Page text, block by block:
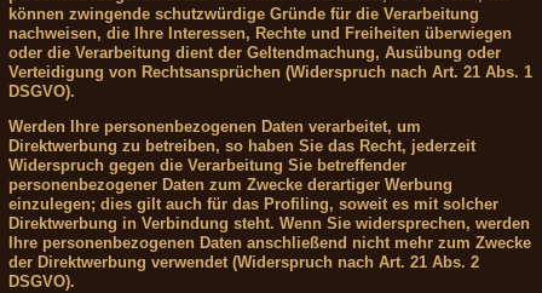
können zwingende schutzwürdige Gründe für die Verarbeitung
nachweisen, die Ihre Interessen, Rechte und Freiheiten überwiegen
oder die Verarbeitung dient der Geltendmachung, Ausübung oder
Verteidigung von Rechtsansprüchen (Widerspruch nach Art. 21 Abs. 1
DSGVO).
Werden Ihre personenbezogenen Daten verarbeitet, um
Direktwerbung zu betreiben, so haben Sie das Recht, jederzeit
Widerspruch gegen die Verarbeitung Sie betreffender
personenbezogener Daten zum Zwecke derartiger Werbung
einzulegen; dies gilt auch für das Profiling, soweit es mit solcher
Direktwerbung in Verbindung steht. Wenn Sie widersprechen, werden
Ihre personenbezogenen Daten anschließend nicht mehr zum Zwecke
der Direktwerbung verwendet (Widerspruch nach Art. 21 Abs. 2
DSGVO).